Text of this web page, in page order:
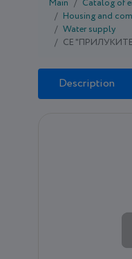
Main
Catalog of
Housing and
Water supply
CE
Description